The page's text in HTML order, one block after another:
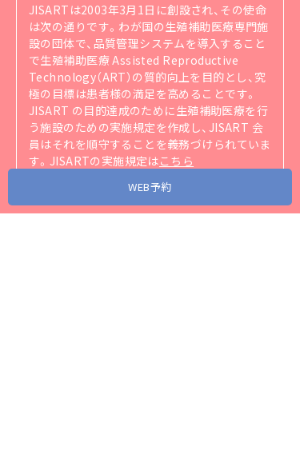
WEB予約
JISARTは2003年3月1日に創設され、その使命
は次の通りです。 わが国の生殖補助医療専門施
設の団体で、品質管理システムを導入すること
で生殖補助医療 Assisted Reproductive
Technology（ART）の質的向上を目的とし、究
極の目標は患者様の満足を高めることです。
JISART の目的達成のために生殖補助医療を行
う施設のための実施規定を作成し、JISART 会
員はそれを順守することを義務づけられていま
す。 JISARTの実施規定はこちら